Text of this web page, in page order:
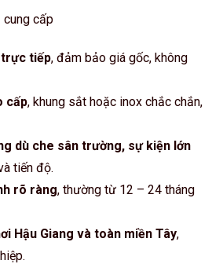
cung cấp
trực tiếp, đảm bảo giá gốc, không
cấp, khung sắt hoặc inox chắc chắn,
dù che sân trường, sự kiện lớn
tiến độ.
rõ ràng, thường từ 12 – 24 tháng
Hậu Giang và toàn miền Tây,